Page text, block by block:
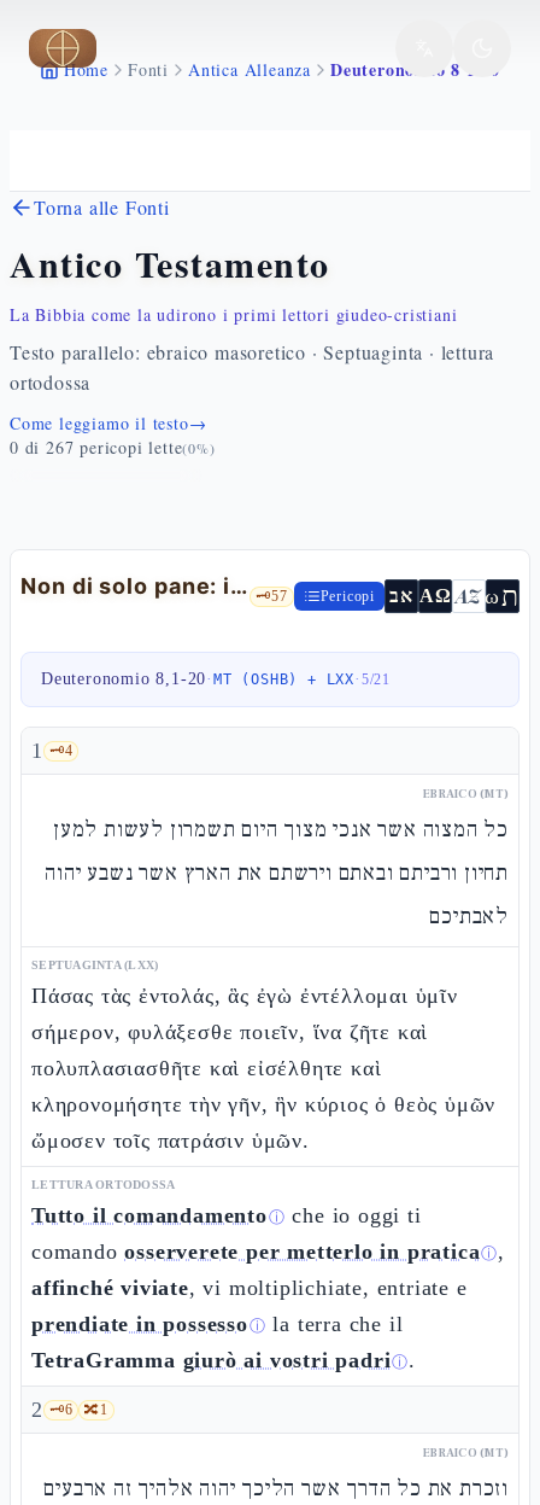
Vai al contenuto principale
Home Fonti Antica Alleanza Deuteronomio 8 1 20
Torna alle Fonti
Antico Testamento
La Bibbia come la udirono i primi lettori giudeo-cristiani
Testo parallelo: ebraico masoretico · Septuaginta · lettura
ortodossa
Come leggiamo il testo→
0 di 267 pericopi lette(0%)
Non di solo pane: il deserto come pedagogia e la Birkàt ha-Mazòn — Dt 8,1-20 🗝️57 Pericopi אב ΑΩ AZωת
Deuteronomio 8,1-20·MT (OSHB) + LXX· 5/21
1 🗝️4
EBRAICO (MT)
כל המצוה אשר אנכי מצוך היום תשמרון לעשות למען
תחיון ורביתם ובאתם וירשתם את הארץ אשר נשבע יהוה
לאבתיכם
SEPTUAGINTA (LXX)
Πάσας τὰς ἐντολάς, ἃς ἐγὼ ἐντέλλομαι ὑμῖν
σήμερον, φυλάξεσθε ποιεῖν, ἵνα ζῆτε καὶ
πολυπλασιασθῆτε καὶ εἰσέλθητε καὶ
κληρονομήσητε τὴν γῆν, ἣν κύριος ὁ θεὸς ὑμῶν
ὤμοσεν τοῖς πατράσιν ὑμῶν.
LETTURA ORTODOSSA
Tutto il comandamentoⓘ che io oggi ti
comandoosserverete per metterlo in praticaⓘ,
affinché viviate, vi moltiplichiate, entriate e
prendiate in possessoⓘ la terra che il
TetraGramma giurò ai vostri padriⓘ.
2 🗝️6 🔀1
EBRAICO (MT)
וזכרת את כל הדרך אשר הליכך יהוה אלהיך זה ארבעים